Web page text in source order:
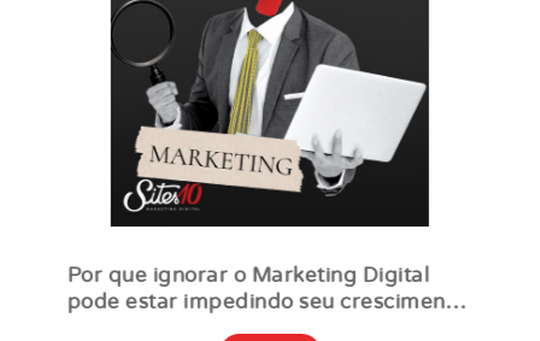
Por que ignorar o Marketing Digital
pode estar impedindo seu crescimento